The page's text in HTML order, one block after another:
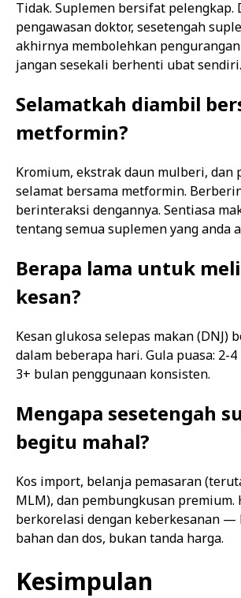
Tidak. Suplemen bersifat pelengkap.
pengawasan doktor, sesetengah
akhirnya membolehkan
jangan sesekali berhenti ubat sendiri.
Selamatkah diambil
metformin?
Kromium, ekstrak daun mulberi, dan
selamat bersama metformin.
berinteraksi dengannya. Sentiasa
tentang semua suplemen yang anda
Berapa lama untuk
kesan?
Kesan glukosa selepas makan (DNJ)
dalam beberapa hari. Gula puasa: 2-4
3+ bulan penggunaan konsisten.
Mengapa sesetengah
begitu mahal?
Kos import, belanja pemasaran
MLM), dan pembungkusan premium.
berkorelasi dengan keberkesanan —
bahan dan dos, bukan tanda harga.
Kesimpulan